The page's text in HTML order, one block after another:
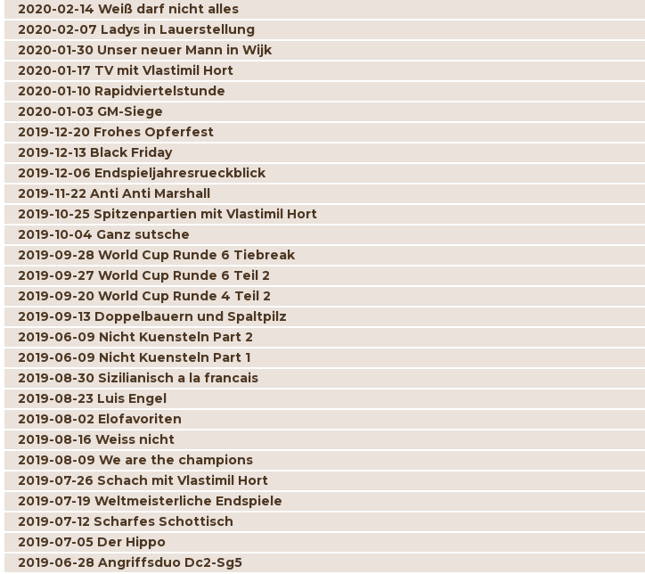
2020-02-14 Weiß darf nicht alles
2020-02-07 Ladys in Lauerstellung
2020-01-30 Unser neuer Mann in Wijk
2020-01-17 TV mit Vlastimil Hort
2020-01-10 Rapidviertelstunde
2020-01-03 GM-Siege
2019-12-20 Frohes Opferfest
2019-12-13 Black Friday
2019-12-06 Endspieljahresrueckblick
2019-11-22 Anti Anti Marshall
2019-10-25 Spitzenpartien mit Vlastimil Hort
2019-10-04 Ganz sutsche
2019-09-28 World Cup Runde 6 Tiebreak
2019-09-27 World Cup Runde 6 Teil 2
2019-09-20 World Cup Runde 4 Teil 2
2019-09-13 Doppelbauern und Spaltpilz
2019-06-09 Nicht Kuensteln Part 2
2019-06-09 Nicht Kuensteln Part 1
2019-08-30 Sizilianisch a la francais
2019-08-23 Luis Engel
2019-08-02 Elofavoriten
2019-08-16 Weiss nicht
2019-08-09 We are the champions
2019-07-26 Schach mit Vlastimil Hort
2019-07-19 Weltmeisterliche Endspiele
2019-07-12 Scharfes Schottisch
2019-07-05 Der Hippo
2019-06-28 Angriffsduo Dc2-Sg5